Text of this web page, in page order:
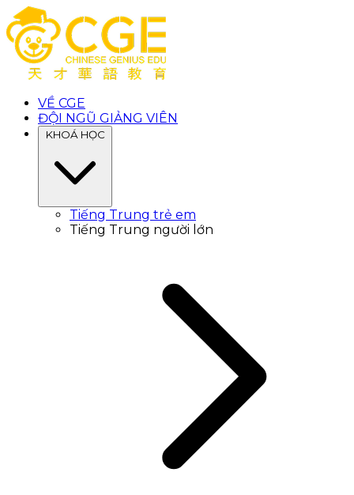
VỀ CGE
ĐỘI NGŨ GIẢNG VIÊN
KHOÁ HỌC
Tiếng Trung trẻ em
Tiếng Trung người lớn